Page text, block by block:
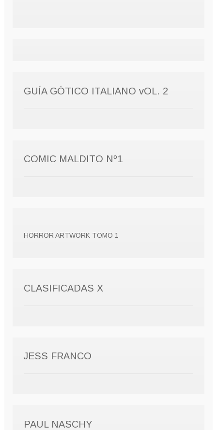
GUÍA GÓTICO ITALIANO vOL. 2
COMIC MALDITO Nº1
HORROR ARTWORK TOMO 1
CLASIFICADAS X
JESS FRANCO
PAUL NASCHY